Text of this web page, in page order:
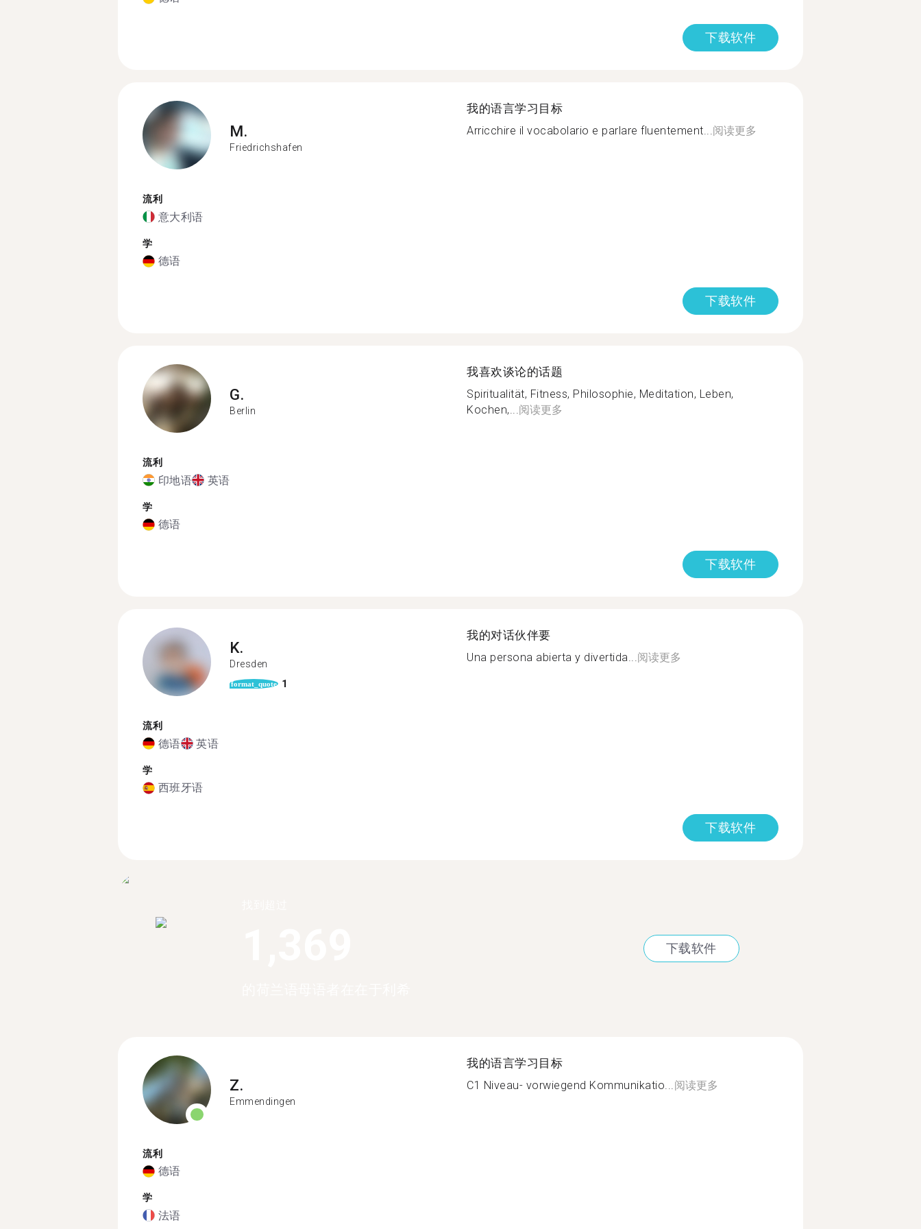
下载软件
M.
Friedrichshafen
流利
意大利语
学
德语
我的语言学习目标
Arricchire il vocabolario e parlare fluentement...阅读更多
下载软件
G.
Berlin
流利
印地语 英语
学
德语
我喜欢谈论的话题
Spiritualität, Fitness, Philosophie, Meditation, Leben,
Kochen,...阅读更多
下载软件
K.
Dresden
format_quote 1
流利
德语 英语
学
西班牙语
我的对话伙伴要
Una persona abierta y divertida...阅读更多
下载软件
下载软件
Z.
Emmendingen
流利
德语
学
法语
我的语言学习目标
C1 Niveau- vorwiegend Kommunikatio... 阅读更多